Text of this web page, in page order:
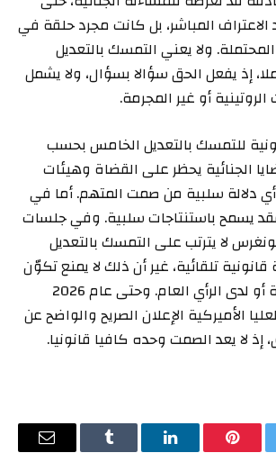
المباشر، بل كانت مجرد حلقة في
ولا يعني التمسك بالتعديل
إذ يفعل الحق سؤالا بسؤال، ولا يشمل
أو غير المجرمة.
للتمسك بالتعديل الخامس بحسب
الجنائية يحظر على القضاة وهيئات
أي دلالة سلبية من صمت المتهم. أما في
يسمح باستنتاجات سلبية. وفي جلسات
لا يترتب على التمسك بالتعديل
تلقائية، غير أن ذلك لا يمنع تكوّن
استنتاجات سياسية أو لدى الرأي العام. وحتى عام 2026
الأميركية الإعلان الصريح والواضح عن
إذ لا يعد الصمت وحده كافيا قانونيا.
بينتيريستلينكدإن Tumblr
البريد